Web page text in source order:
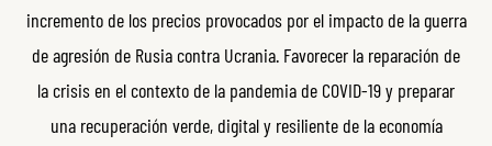
incremento de los precios provocados por el impacto de la guerra
de agresión de Rusia contra Ucrania. Favorecer la reparación de
la crisis en el contexto de la pandemia de COVID-19 y preparar
una recuperación verde, digital y resiliente de la economía